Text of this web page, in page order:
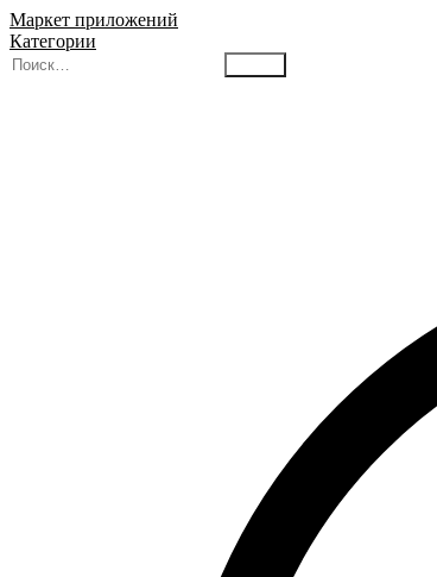
Маркет приложений
Категории